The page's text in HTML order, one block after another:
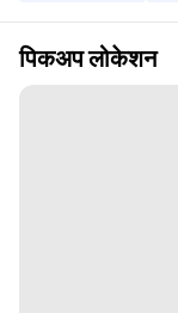
पिकअप लोकेशन